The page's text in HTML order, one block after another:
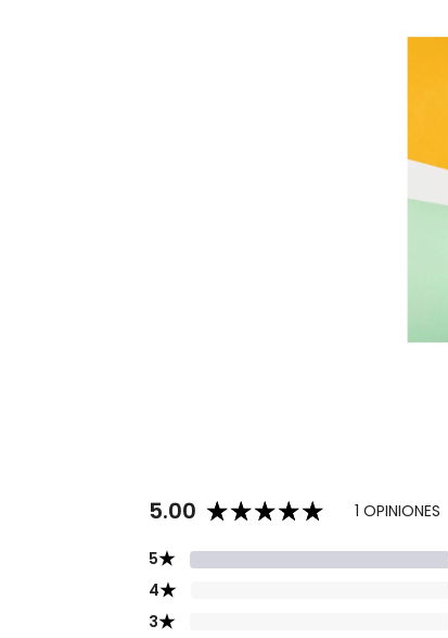
5.00 1 OPINIONES
5★
4★
3★